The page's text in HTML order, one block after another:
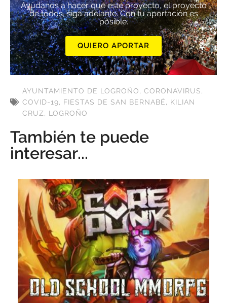
Ayúdanos a hacer que este proyecto, el proyecto
de todos, siga adelante. Con tu aportación es
posible.
QUIERO APORTAR
AYUNTAMIENTO DE LOGROÑO, CORONAVIRUS,
COVID-19, FIESTAS DE SAN BERNABÉ, KILIAN
CRUZ, LOGROÑO
También te puede
interesar...